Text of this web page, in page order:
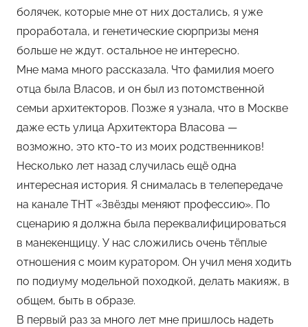
болячек, которые мне от них достались, я уже
проработала, и генетические сюрпризы меня
больше не ждут. остальное не интересно.
Мне мама много рассказала. Что фамилия моего
отца была Власов, и он был из потомственной
семьи архитекторов. Позже я узнала, что в Москве
даже есть улица Архитектора Власова —
возможно, это кто-то из моих родственников!
Несколько лет назад случилась ещё одна
интересная история. Я снималась в телепередаче
на канале ТНТ «Звёзды меняют профессию». По
сценарию я должна была переквалифицироваться
в манекенщицу. У нас сложились очень тёплые
отношения с моим куратором. Он учил меня ходить
по подиуму модельной походкой, делать макияж, в
общем, быть в образе.
В первый раз за много лет мне пришлось надеть